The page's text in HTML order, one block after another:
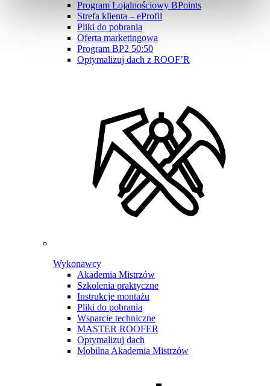
Program Lojalnościowy BPoints
Strefa klienta – eProfil
Pliki do pobrania
Oferta marketingowa
Program BP2 50:50
Optymalizuj dach z ROOF’R
Wykonawcy
Akademia Mistrzów
Szkolenia praktyczne
Instrukcje montażu
Pliki do pobrania
Wsparcie techniczne
MASTER ROOFER
Optymalizuj dach
Mobilna Akademia Mistrzów